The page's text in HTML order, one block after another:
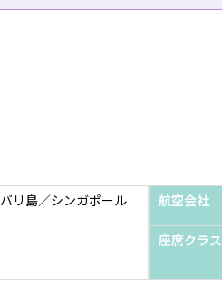
バリ島／シンガポール 航空会社
座席クラス